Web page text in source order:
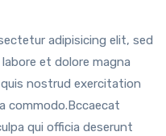
adipisicing elit, sed
et dolore magna
nostrud exercitation
commodo.Bccaecat
qui officia deserunt